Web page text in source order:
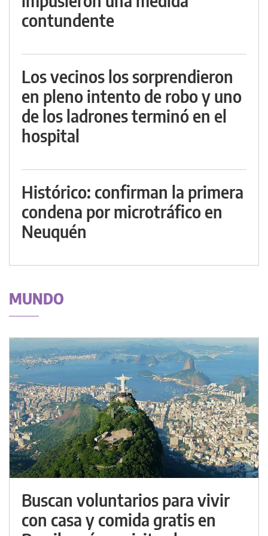
contundente
Los vecinos los sorprendieron
en pleno intento de robo y uno
de los ladrones terminó en el
hospital
Histórico: confirman la primera
condena por microtráfico en
Neuquén
MUNDO
Buscan voluntarios para vivir
con casa y comida gratis en